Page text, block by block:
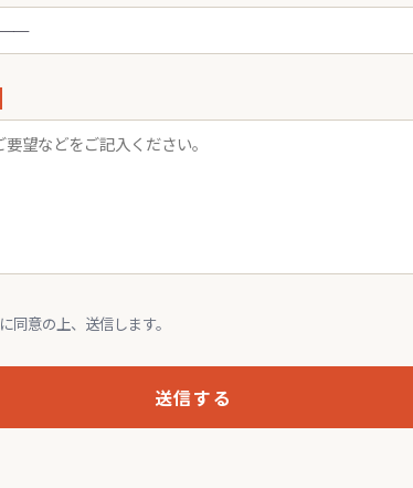
に同意の上、送信します。
送信する